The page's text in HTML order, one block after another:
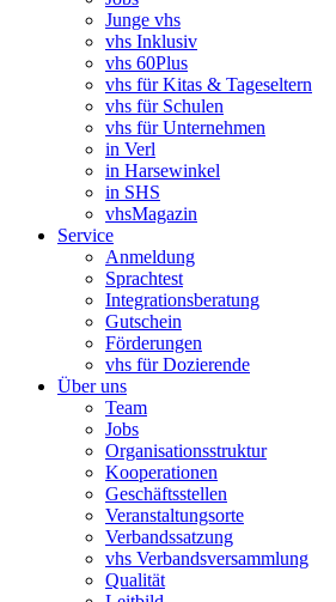
Junge vhs
vhs Inklusiv
vhs 60Plus
vhs für Kitas & Tageseltern
vhs für Schulen
vhs für Unternehmen
in Verl
in Harsewinkel
in SHS
vhsMagazin
Service
Anmeldung
Sprachtest
Integrationsberatung
Gutschein
Förderungen
vhs für Dozierende
Über uns
Team
Jobs
Organisationsstruktur
Kooperationen
Geschäftsstellen
Veranstaltungsorte
Verbandssatzung
vhs Verbandsversammlung
Qualität